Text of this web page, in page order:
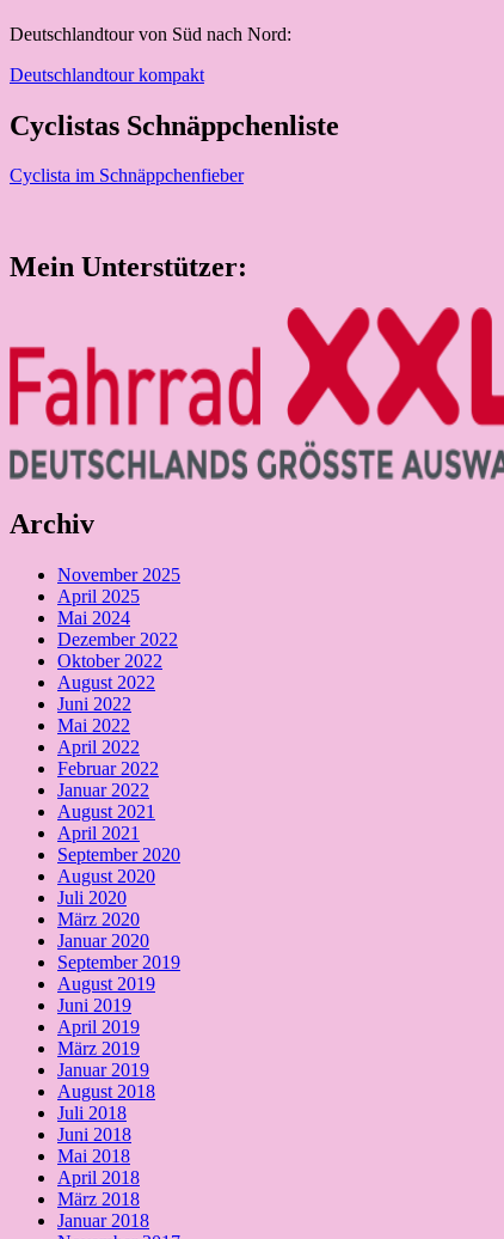
Deutschlandtour von Süd nach Nord:
Deutschlandtour kompakt
Cyclistas Schnäppchenliste
Cyclista im Schnäppchenfieber
Mein Unterstützer:
Archiv
November 2025
April 2025
Mai 2024
Dezember 2022
Oktober 2022
August 2022
Juni 2022
Mai 2022
April 2022
Februar 2022
Januar 2022
August 2021
April 2021
September 2020
August 2020
Juli 2020
März 2020
Januar 2020
September 2019
August 2019
Juni 2019
April 2019
März 2019
Januar 2019
August 2018
Juli 2018
Juni 2018
Mai 2018
April 2018
März 2018
Januar 2018